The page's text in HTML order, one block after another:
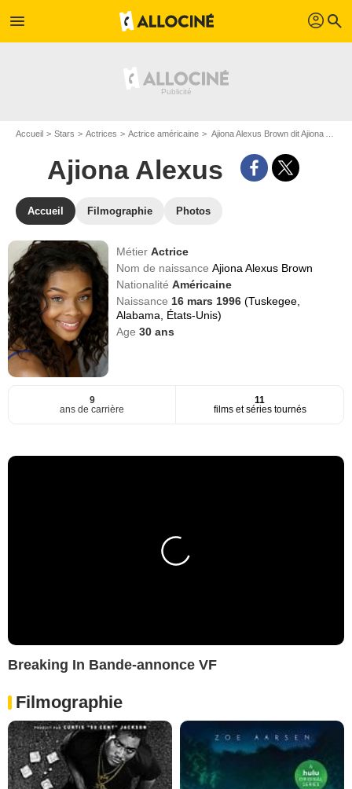
menu profil search
Accueil Stars Actrices Actrice américaine Ajiona Alexus Brown dit Ajiona Alexus
Ajiona Alexus
Accueil Filmographie Photos
MétierActrice
Nom de naissanceAjiona Alexus Brown
NationalitéAméricaine
Naissance 16 mars 1996(Tuskegee,
Alabama, États-Unis)
Age30 ans
9
ans de carrière
11
films et séries tournés
Breaking In Bande-annonce VF
Filmographie